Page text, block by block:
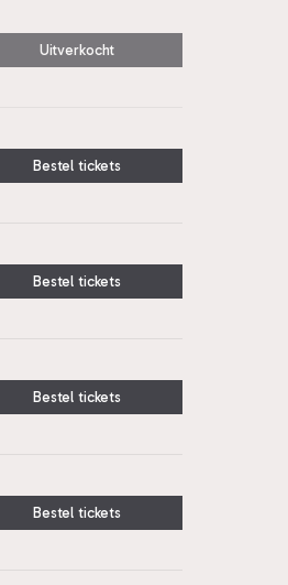
Uitverkocht
Bestel tickets
Bestel tickets
Bestel tickets
Bestel tickets